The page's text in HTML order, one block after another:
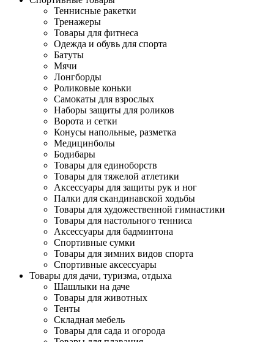
Теннисные ракетки
Тренажеры
Товары для фитнеса
Одежда и обувь для спорта
Батуты
Мячи
Лонгборды
Роликовые коньки
Самокаты для взрослых
Наборы защиты для роликов
Ворота и сетки
Конусы напольные, разметка
Медицинболы
Бодибары
Товары для единоборств
Товары для тяжелой атлетики
Аксессуары для защиты рук и ног
Палки для скандинавской ходьбы
Товары для художественной гимнастики
Товары для настольного тенниса
Аксессуары для бадминтона
Спортивные сумки
Товары для зимних видов спорта
Спортивные аксессуары
Товары для дачи, туризма, отдыха
Шашлыки на даче
Товары для животных
Тенты
Складная мебель
Товары для сада и огорода